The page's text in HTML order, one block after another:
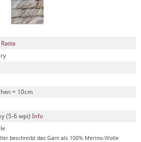
= 10cm
(5-6 wpi) Info
beschreibt das Garn als 100% Merino-Wolle